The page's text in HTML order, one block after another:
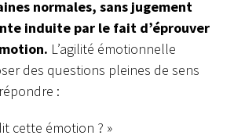
normales, sans jugement
induite par le fait d’éprouver
L’agilité émotionnelle
des questions pleines de sens
:
cette émotion ? »